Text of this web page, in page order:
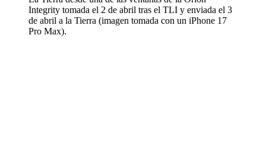
Integrity tomada el 2 de abril tras el TLI y enviada el 3
de abril a la Tierra (imagen tomada con un iPhone 17
Pro Max).